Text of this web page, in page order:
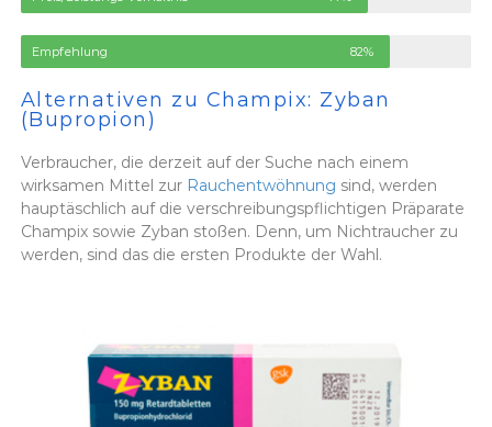
Empfehlung 82%
Alternativen zu Champix: Zyban
(Bupropion)
Verbraucher, die derzeit auf der Suche nach einem
wirksamen Mittel zur Rauchentwöhnung sind, werden
hauptäschlich auf die verschreibungspflichtigen Präparate
Champix sowie Zyban stoßen. Denn, um Nichtraucher zu
werden, sind das die ersten Produkte der Wahl.